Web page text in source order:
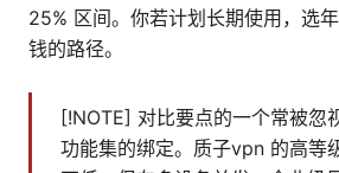
25% 区间。你若计划长期使用，选
钱的路径。
[!NOTE] 对比要点的一个常被忽
功能集的绑定。质子vpn 的高等